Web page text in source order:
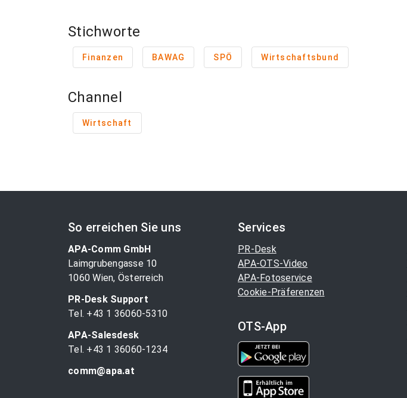
Stichworte
Finanzen BAWAG SPÖ Wirtschaftsbund
Channel
Wirtschaft
So erreichen Sie uns
APA-Comm GmbH
Laimgrubengasse 10
1060 Wien, Österreich
PR-Desk Support
Tel. +43 1 36060-5310
APA-Salesdesk
Tel. +43 1 36060-1234
comm@apa.at
Services
PR-Desk
APA-OTS-Video
APA-Fotoservice
Cookie-Präferenzen
OTS-App